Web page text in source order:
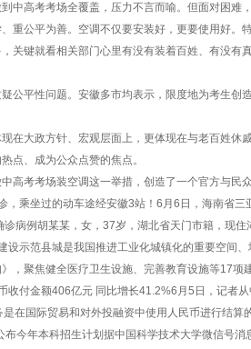
高考考场全覆盖，压力不言而喻。但面对困难，
公平为善。空调不仅要安装好，更要使用好。
关键就看相关部门心里有没有装着百姓、有没有
平性问题。安徽多市均表示，限度地为考生创
大政方针、宏观层面上，更体现在与老百姓休
点、成为公众点赞的焦点。
考考场装空调这一举措，创造了一个官方与民众
乘坐过的动车途经安徽3站！6月6日，海南省三
诊病例胡某某，女，37岁，湖北省天门市籍，现
示范县城是我国推进工业化城镇化的重要空间、
，聚焦健全医疗卫生设施、完善教育设施等17
付金额406亿元 同比增长41.2%6月5日，记者从
在国际贸易和对外投融资中使用人民币进行结
年本科招生计划据中国科学技术大学微信号消